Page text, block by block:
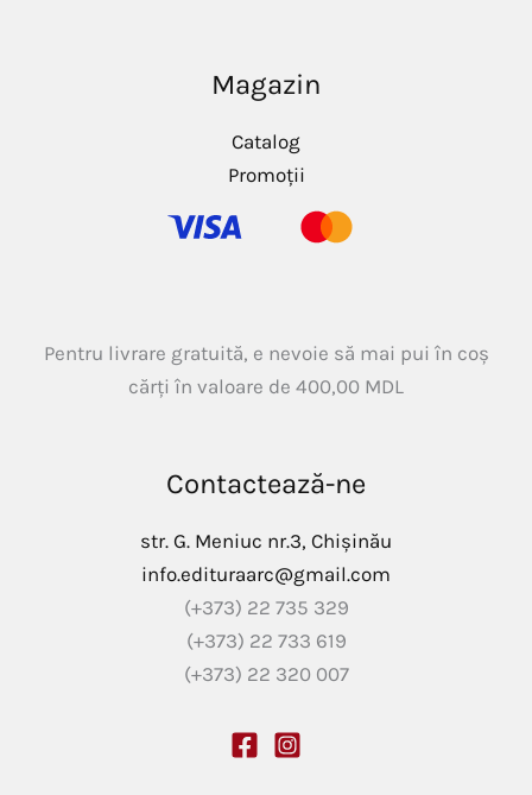
Magazin
Catalog
Promoții
Pentru livrare gratuită, e nevoie să mai pui în coș
cărți în valoare de 400,00 MDL
Contactează-ne
str. G. Meniuc nr.3, Chișinău
info.edituraarc@gmail.com
(+373) 22 735 329
(+373) 22 733 619
(+373) 22 320 007